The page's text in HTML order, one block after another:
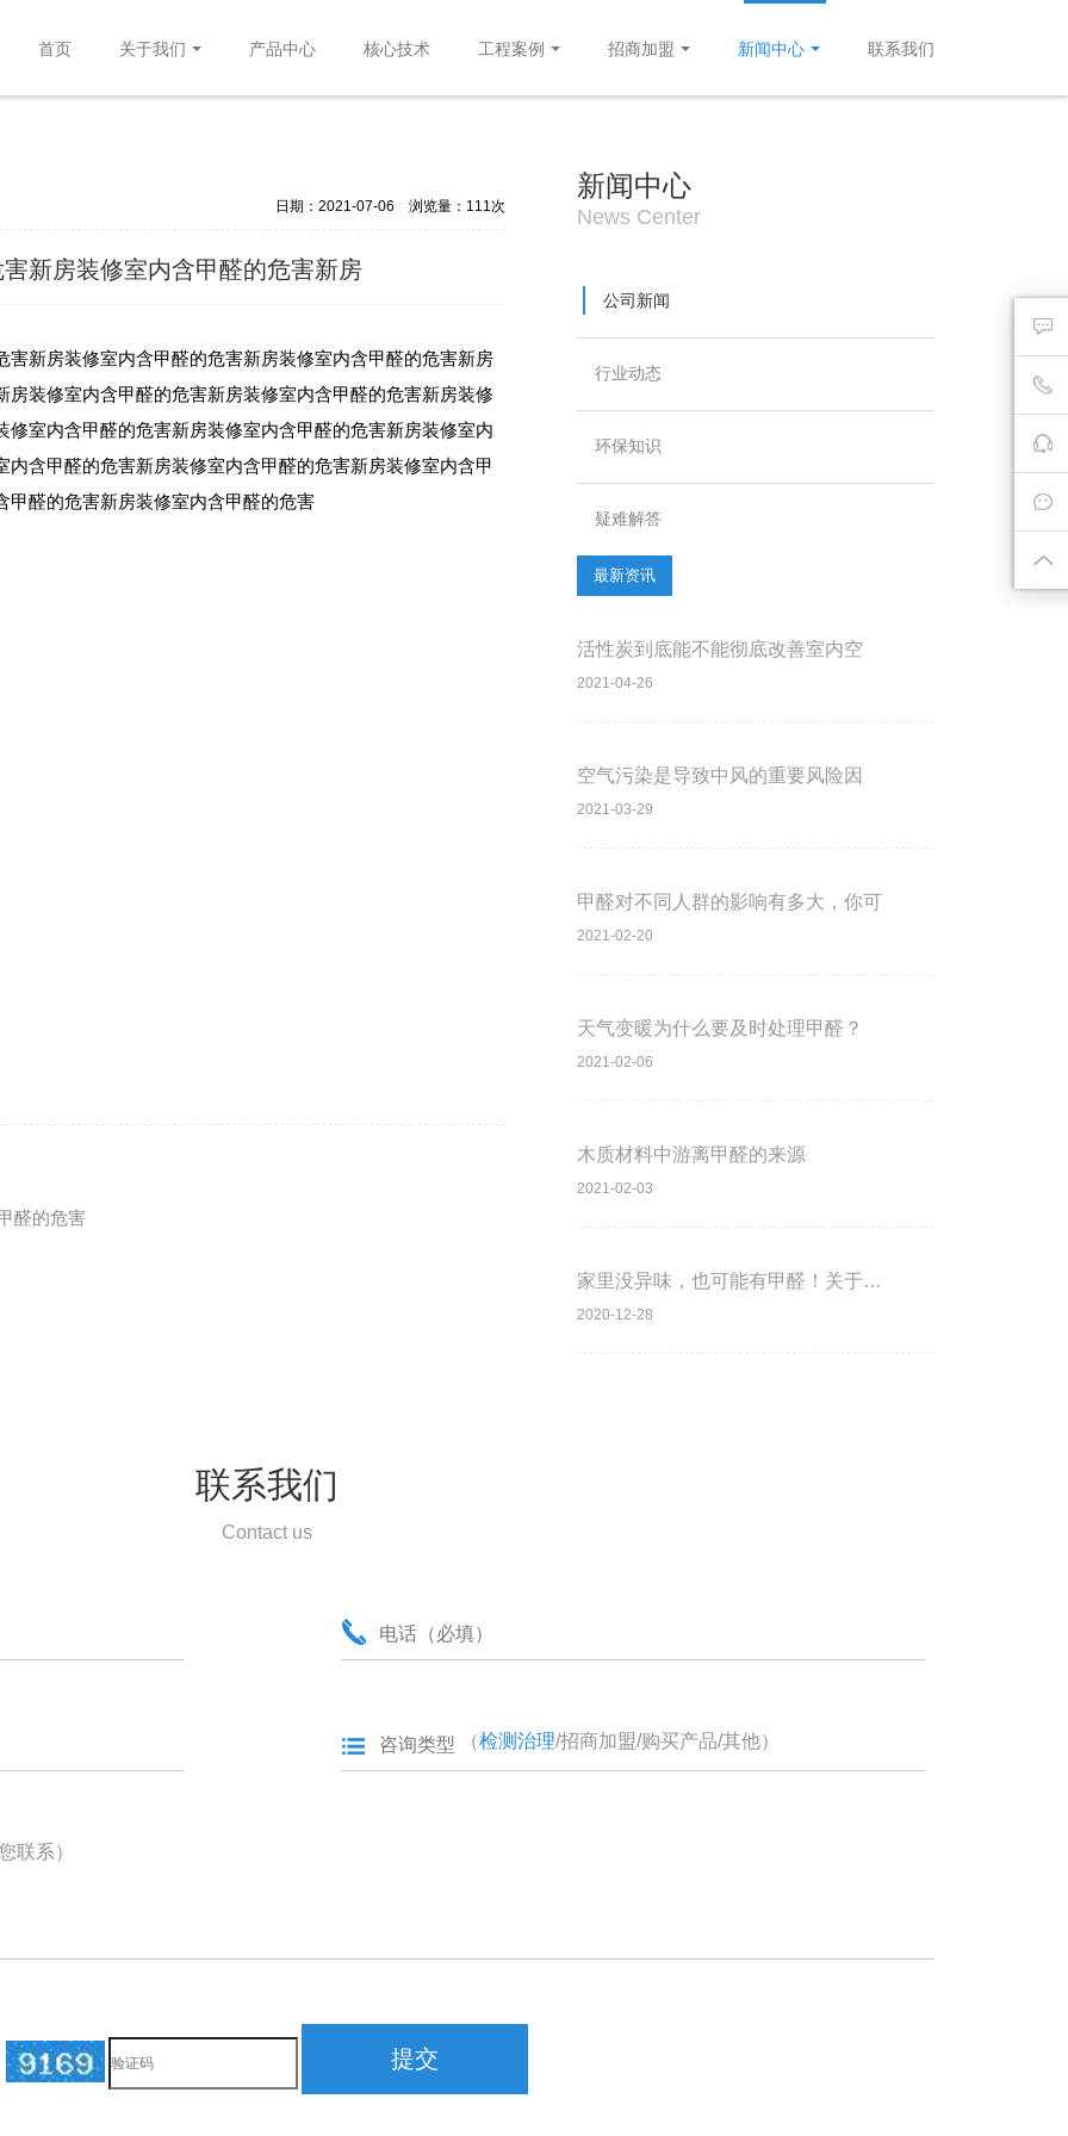
首页 关于我们 产品中心 核心技术 工程案例 招商加盟 新闻中心 联系我们
浏览量： 111次
日期：2021-07-06
新房装修室内含甲醛的危害新房
新房装修室内含甲醛的危害新房装修室内含甲醛的危害新房
装修室内含甲醛的危害新房装修室内含甲醛的危害新房装修
室内含甲醛的危害新房装修室内含甲醛的危害新房装修室内
含甲醛的危害新房装修室内含甲醛的危害新房装修室内含甲
甲醛的危害新房装修室内含甲醛的危害
醛的危害
新闻中心
News Center
公司新闻
行业动态
环保知识
疑难解答
最新资讯
活性炭到底能不能彻底改善室内空
2021-04-26
空气污染是导致中风的重要风险因
2021-03-29
甲醛对不同人群的影响有多大，你可
2021-02-20
天气变暖为什么要及时处理甲醛？
2021-02-06
木质材料中游离甲醛的来源
2021-02-03
家里没异味，也可能有甲醛！关于甲醛
2020-12-28
联系我们
Contact us
（检测治理/招商加盟/购买产品/其他）
联系）
提交